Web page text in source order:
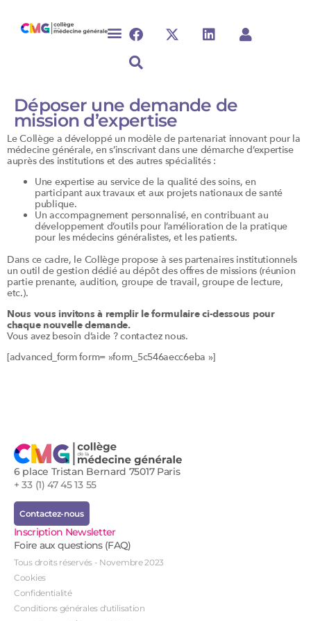
Déposer une demande de
mission d’expertise
Le Collège a développé un modèle de partenariat innovant pour la
médecine générale, en s’inscrivant dans une démarche d’expertise
auprès des institutions et des autres spécialités :
Une expertise au service de la qualité des soins, en
participant aux travaux et aux projets nationaux de santé
publique.
Un accompagnement personnalisé, en contribuant au
développement d’outils pour l’amélioration de la pratique
pour les médecins généralistes, et les patients.
Dans ce cadre, le Collège propose à ses partenaires institutionnels
un outil de gestion dédié au dépôt des offres de missions (réunion
partie prenante, audition, groupe de travail, groupe de lecture,
etc.).
Nous vous invitons à remplir le formulaire ci-dessous pour
chaque nouvelle demande.
Vous avez besoin d’aide ? contactez nous.
[advanced_form form= »form_5c546aecc6eba »]
6 place Tristan Bernard 75017 Paris
+ 33 (1) 47 45 13 55
Contactez-nous
Inscription Newsletter
Foire aux questions (FAQ)
Tous droits réservés - Novembre 2023
Cookies
Confidentialité
Conditions générales d'utilisation